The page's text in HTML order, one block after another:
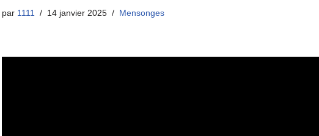
par 1111 14 janvier 2025 Mensonges